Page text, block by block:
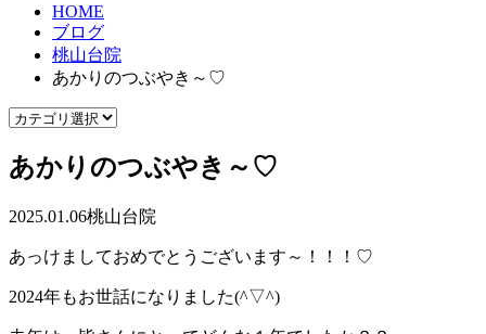
HOME
ブログ
桃山台院
あかりのつぶやき～♡
あかりのつぶやき～♡
2025.01.06桃山台院
あっけましておめでとうございます～！！！♡
2024年もお世話になりました(^▽^)